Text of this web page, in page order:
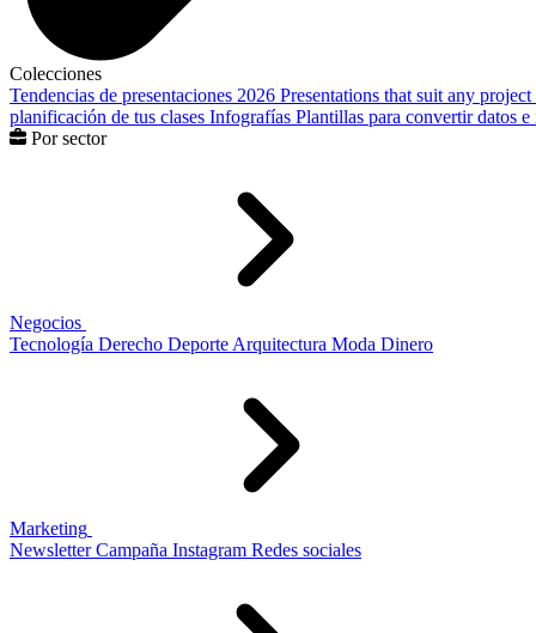
Colecciones
Tendencias de presentaciones 2026 Presentations that suit any project
planificación de tus clases Infografías Plantillas para convertir datos
Por sector
Negocios
Tecnología Derecho Deporte Arquitectura Moda Dinero
Marketing
Newsletter Campaña Instagram Redes sociales